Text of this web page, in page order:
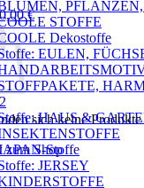
0,00€
sich keine
zum Shop
STOFFE
Dekostoffe
EULEN,
HAUS &
Stoffe
JERSEY